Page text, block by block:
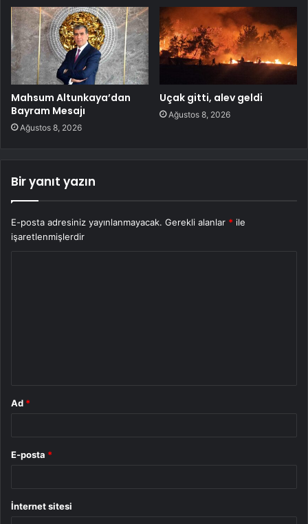
Mahsum Altunkaya’dan
Bayram Mesajı
Ağustos 8, 2026
Uçak gitti, alev geldi
Ağustos 8, 2026
Bir yanıt yazın
E-posta adresiniz yayınlanmayacak. Gerekli alanlar * ile
işaretlenmişlerdir
Ad *
E-posta *
İnternet sitesi